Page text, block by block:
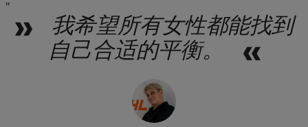
我希望所有女性都能找到
自己合适的平衡。